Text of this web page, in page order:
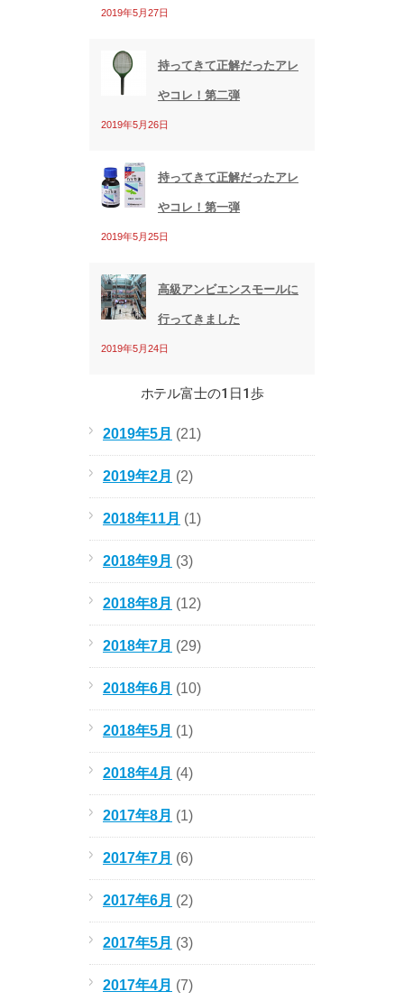
2019年5月27日
持ってきて正解だったアレ
やコレ！第二弾
2019年5月26日
持ってきて正解だったアレ
やコレ！第一弾
2019年5月25日
高級アンビエンスモールに
行ってきました
2019年5月24日
ホテル富士の1日1歩
2019年5月 (21)
2019年2月 (2)
2018年11月 (1)
2018年9月 (3)
2018年8月 (12)
2018年7月 (29)
2018年6月 (10)
2018年5月 (1)
2018年4月 (4)
2017年8月 (1)
2017年7月 (6)
2017年6月 (2)
2017年5月 (3)
2017年4月 (7)